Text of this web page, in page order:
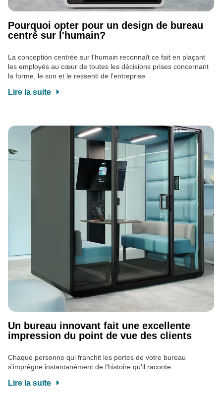
Pourquoi opter pour un design de bureau
centré sur l'humain?
La conception centrée sur l'humain reconnaît ce fait en plaçant
les employés au cœur de toutes les décisions prises concernant
la forme, le son et le ressenti de l'entreprise.
Lire la suite
Un bureau innovant fait une excellente
impression du point de vue des clients
Chaque personne qui franchit les portes de votre bureau
s'imprègne instantanément de l'histoire qu'il raconte.
Lire la suite